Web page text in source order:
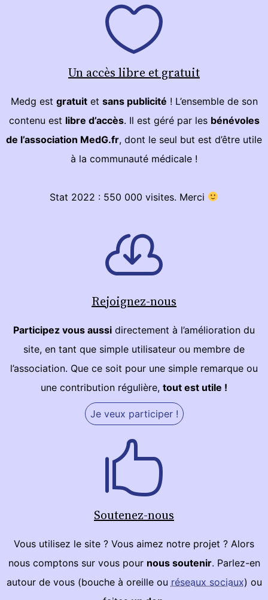
Un accès libre et gratuit
Medg est gratuitet sans publicité ! L’ensemble de son
contenu est libre d’accès. Il est géré par les bénévoles
de l’association MedG.fr, dont le seul but est d’être utile
à la communauté médicale !
Stat 2022 : 550 000 visites. Merci
Rejoignez-nous
Participez vous aussi directement à l’amélioration du
site, en tant que simple utilisateur ou membre de
l’association. Que ce soit pour une simple remarque ou
une contribution régulière, tout est utile !
Je veux participer !
Soutenez-nous
Vous utilisez le site ? Vous aimez notre projet ? Alors
nous comptons sur vous pour nous soutenir. Parlez-en
autour de vous (bouche à oreille ou réseaux sociaux) ou